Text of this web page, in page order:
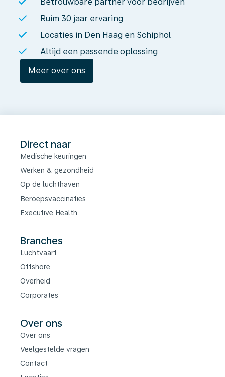
Ruim 30 jaar ervaring
Locaties in Den Haag en Schiphol
Altijd een passende oplossing
Meer over ons
Direct naar
Medische keuringen
Werken & gezondheid
Op de luchthaven
Beroepsvaccinaties
Executive Health
Branches
Luchtvaart
Offshore
Overheid
Corporates
Over ons
Over ons
Veelgestelde vragen
Contact